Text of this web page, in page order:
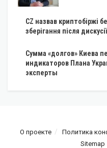
CZ назвав криптобіржі
зберігання після
Сумма «долгов» Киева
индикаторов Плана
эксперты
О проекте Политика
Sitemap